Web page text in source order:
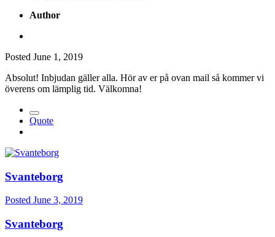
Author
Posted June 1, 2019
Absolut! Inbjudan gäller alla. Hör av er på ovan mail så kommer vi
överens om lämplig tid. Välkomna!
Quote
Svanteborg
Posted June 3, 2019
Svanteborg